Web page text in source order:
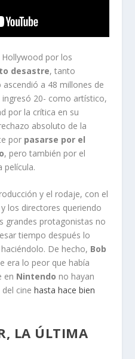
por los
desastre, tanto
a 48 millones de
20- como artístico,
por la crítica en su
absoluto de la
por pasarse por el
, pero también por el
película.
y el rodaje, con el
los directores queriendo
grandes protagonistas no
tiempo después lo
De hecho, Bob
era lo peor que había
en Nintendo no hayan
del cinehasta hace bien
LA ÚLTIMA